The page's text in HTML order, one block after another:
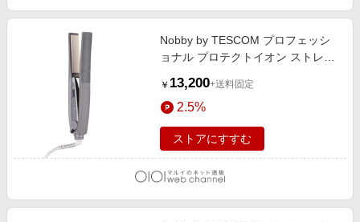
Nobby by TESCOM プロフェッシ
ョナル プロテクトイオン ストレー
￥ 13,200+送料固定
2.5%
ストアにすすむ